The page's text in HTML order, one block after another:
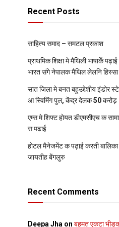
Recent Posts
साहित्य समाद – समटल प्रकाश
प्राथमिक शि‍क्षा मे मैथि‍ली भाषाकेँ
भारत संगे नेपालक मैथिल लेलनि हिस्सा
सात जिला मे बनत बहुउद्देशीय इंडोर
आ स्विमिंग पुल, केंद्र देलक 50 करोड़
एम्स मे शिफ्ट होयत डीएमसीएच क
स पढाई
होटल मैनेजमेंट क पढ़ाई करती
जायतीह बेंगलुरु
Recent Comments
Deepa Jha on बहुमत एकटा